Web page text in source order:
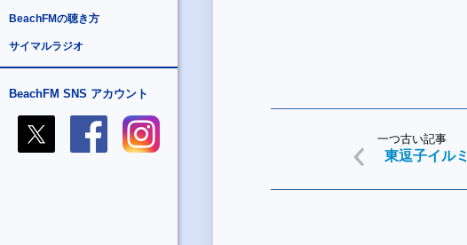
BeachFMの聴き方
サイマルラジオ
BeachFM SNS アカウント
一つ古い記事
東逗子イルミ